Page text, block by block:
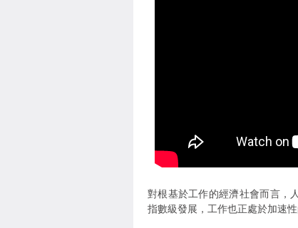
對根基於工作的經濟社會而言，
指數級發展，工作也正處於加速